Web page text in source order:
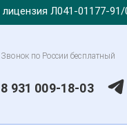
Л041-01177-91/
Звонок по России бесплатный
8 931 009-18-03